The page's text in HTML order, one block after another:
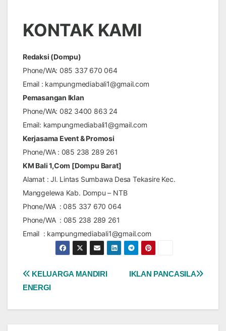
KONTAK KAMI
Redaksi (Dompu)
Phone/WA: 085 337 670 064
Email : kampungmediabali1@gmail.com
Pemasangan Iklan
Phone/WA: 082 3400 863 24
Email: kampungmediabali1@gmail.com
Kerjasama Event & Promosi
Phone/WA : 085 238 289 261
KM Bali 1,Com [Dompu Barat]
Alamat : Jl. Lintas Sumbawa Desa Tekasire Kec.
Manggelewa Kab. Dompu – NTB
Phone/WA : 085 337 670 064
Phone/WA: 085 238 289 261
Email : kampungmediabali1@gmail.com
Navigasi
IKLAN PANCASILA
KELUARGA MANDIRI
ENERGI